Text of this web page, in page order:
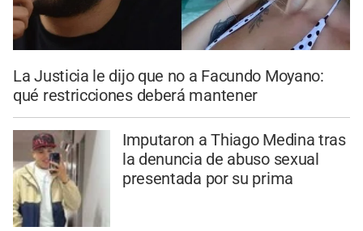
La Justicia le dijo que no a Facundo Moyano:
qué restricciones deberá mantener
Imputaron a Thiago Medina tras
la denuncia de abuso sexual
presentada por su prima